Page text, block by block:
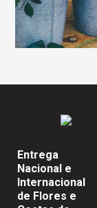
Entrega
Nacional e
Internacional
de Flores e